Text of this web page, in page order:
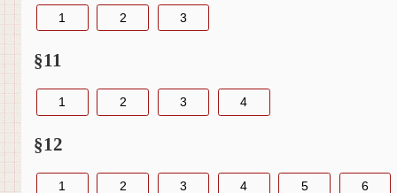
1 2 3
§11
1 2 3 4
§12
1 2 3 4 5 6